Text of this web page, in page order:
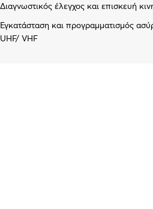
Διαγνωστικός έλεγχος και επισκευή
Εγκατάσταση και προγραμματισμός
UHF/ VHF